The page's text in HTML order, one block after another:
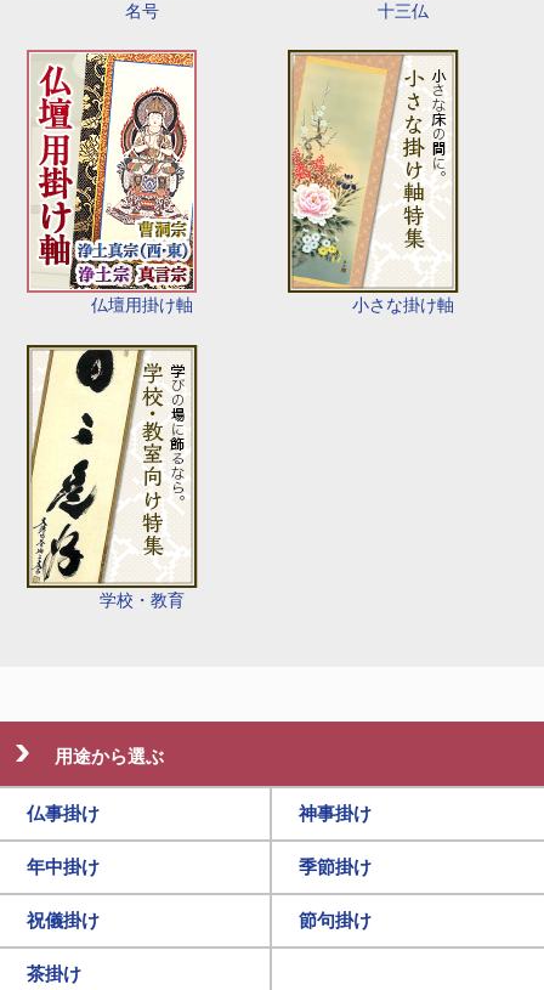
名号 十三仏
仏壇用掛け軸 小さな掛け軸
学校・教育
用途から選ぶ
仏事掛け 神事掛け
年中掛け 季節掛け
祝儀掛け 節句掛け
茶掛け